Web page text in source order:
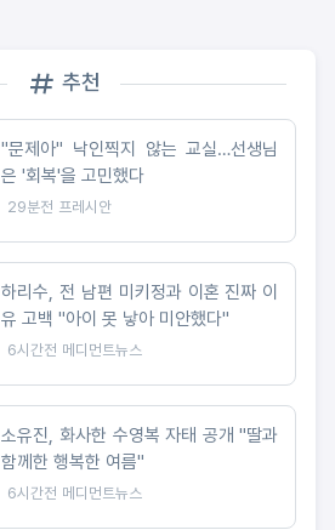
추천
"문제아" 낙인찍지 않는 교실…선생님
은 '회복'을 고민했다
29분전 프레시안
하리수, 전 남편 미키정과 이혼 진짜 이
유 고백 "아이 못 낳아 미안했다"
6시간전 메디먼트뉴스
소유진, 화사한 수영복 자태 공개 "딸과
함께한 행복한 여름"
6시간전 메디먼트뉴스